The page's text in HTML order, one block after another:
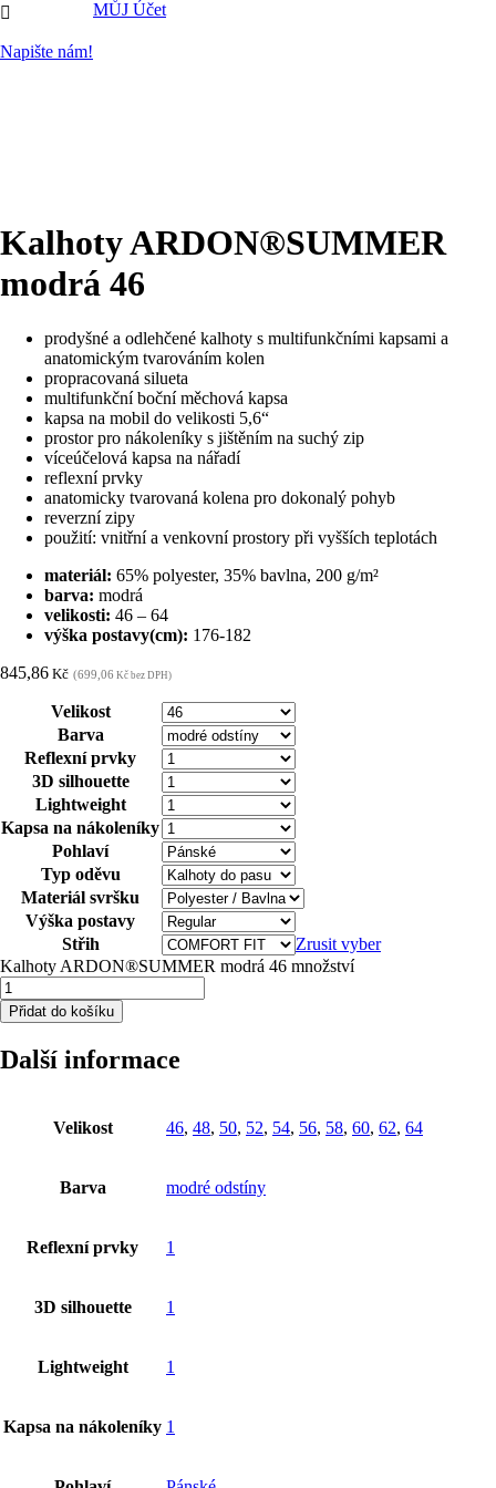

Napište nám!
MŮJ Účet
Kalhoty ARDON®SUMMER
modrá 46
prodyšné a odlehčené kalhoty s multifunkčními kapsami a
anatomickým tvarováním kolen
propracovaná silueta
multifunkční boční měchová kapsa
kapsa na mobil do velikosti 5,6“
prostor pro nákoleníky s jištěním na suchý zip
víceúčelová kapsa na nářadí
reflexní prvky
anatomicky tvarovaná kolena pro dokonalý pohyb
reverzní zipy
použití: vnitřní a venkovní prostory při vyšších teplotách
materiál: 65% polyester, 35% bavlna, 200 g/m²
barva: modrá
velikosti: 46 – 64
výška postavy(cm): 176-182
845,86 Kč (699,06 Kč bez DPH)
Velikost
Barva
Reflexní prvky
3D silhouette
Lightweight
Kapsa na nákoleníky
Pohlaví
Typ oděvu
Materiál svršku
Výška postavy
Střih
Zrusit vyber
Kalhoty ARDON®SUMMER modrá 46 množství
Přidat do košíku
Další informace
Velikost 46, 48, 50, 52, 54, 56, 58, 60, 62, 64
Barva modré odstíny
Reflexní prvky 1
3D silhouette 1
Lightweight 1
Kapsa na nákoleníky 1